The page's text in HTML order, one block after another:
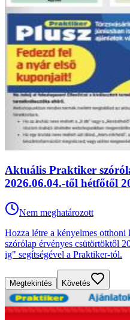
Aktuális Praktiker
2026.06.04.-től hétfőtől
Nem meghatározott
Hozza létre a kényelmes
szórólap érvényes csütörtöktől
ig" segítségével a Praktiker-tól.
Megtekintés Követés